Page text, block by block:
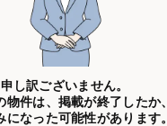
申し訳ございません。
物件は、掲載が終了したか、
になった可能性があります。